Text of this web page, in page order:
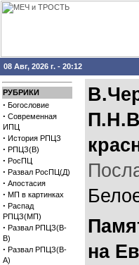
08 Авг, 2026 г. - 20:12
РУБРИКИ
· Богословие
· Современная
ИПЦ
· История РПЦЗ
· РПЦЗ(В)
· РосПЦ
· Развал РосПЦ(Д)
· Апостасия
· МП в картинках
· Распад
РПЦЗ(МП)
· Развал РПЦЗ(В-
В)
· Развал РПЦЗ(В-
А)
на